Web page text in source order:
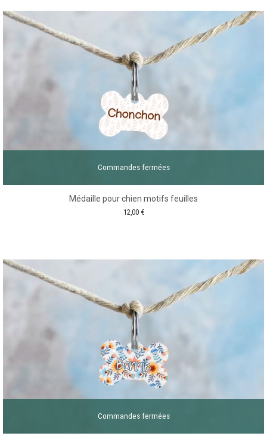
Commandes fermées
Médaille pour chien motifs feuilles
12,00 €
Commandes fermées